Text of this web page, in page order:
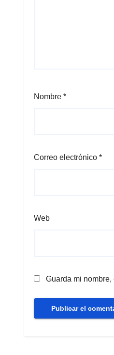
Nombre *
Correo electrónico *
Web
Guarda mi